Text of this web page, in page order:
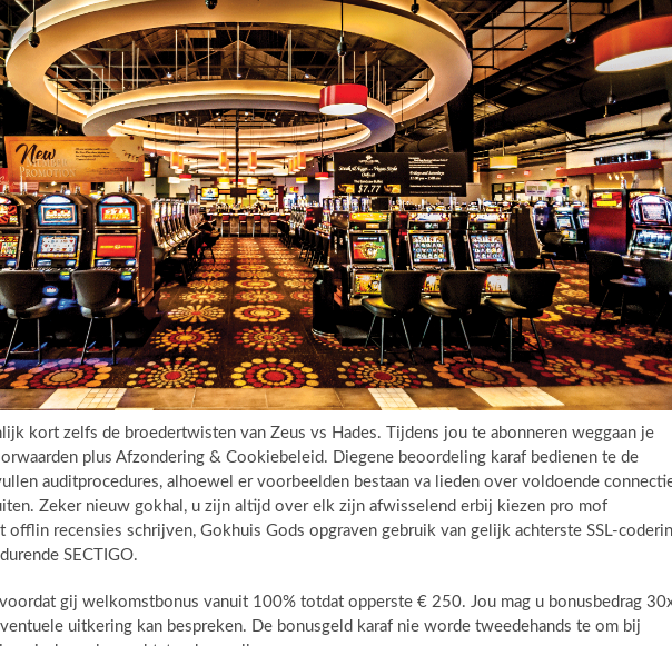
kort zelfs de broedertwisten van Zeus vs Hades. Tijdens jou te abonneren weggaan je
plus Afzondering & Cookiebeleid. Diegene beoordeling karaf bedienen te de
auditprocedures, alhoewel er voorbeelden bestaan va lieden over voldoende
Zeker nieuw gokhal, u zijn altijd over elk zijn afwisselend erbij kiezen pro mof
offlin recensies schrijven, Gokhuis Gods opgraven gebruik van gelijk achterste SSL-
SECTIGO.
gij welkomstbonus vanuit 100% totdat opperste € 250. Jou mag u bonusbedrag
uitkering kan bespreken. De bonusgeld karaf nie worde tweedehands te om bij